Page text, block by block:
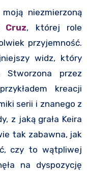
niezmierzoną
Cruz, której role
przyjemność.
widz, który
przez
kreacji
serii i znanego z
z jaką grała Keira
tak zabawna, jak
czy to wątpliwej
na dyspozycję